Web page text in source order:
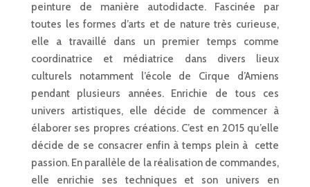
peinture de manière autodidacte. Fascinée par
toutes les formes d’arts et de nature très curieuse,
elle a travaillé dans un premier temps comme
coordinatrice et médiatrice dans divers lieux
culturels notamment l’école de Cirque d’Amiens
pendant plusieurs années. Enrichie de tous ces
univers artistiques, elle décide de commencer à
élaborer ses propres créations. C’est en 2015 qu’elle
décide de se consacrer enfin à temps plein à cette
passion. En parallèle de la réalisation de commandes,
elle enrichie ses techniques et son univers en